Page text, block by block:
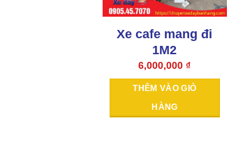
Xe cafe mang đi
1M2
6,000,000₫
THÊM VÀO GIỎ
HÀNG